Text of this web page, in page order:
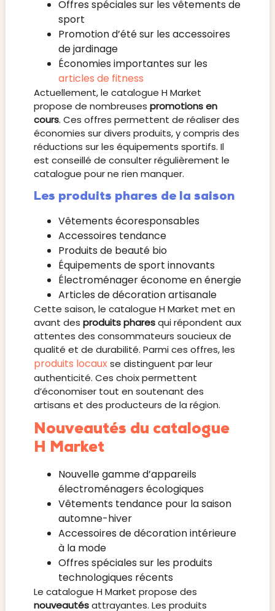
Offres spéciales sur les vêtements de
sport
Promotion d’été sur les accessoires
de jardinage
Économies importantes sur les
articles de fitness
Actuellement, le catalogue H Market
propose de nombreuses promotions en
cours. Ces offres permettent de réaliser des
économies sur divers produits, y compris des
réductions sur les équipements sportifs. Il
est conseillé de consulter régulièrement le
catalogue pour ne rien manquer.
Les produits phares de la saison
Vêtements écoresponsables
Accessoires tendance
Produits de beauté bio
Équipements de sport innovants
Électroménager économe en énergie
Articles de décoration artisanale
Cette saison, le catalogue H Market met en
avant des produits pharesqui répondent aux
attentes des consommateurs soucieux de
qualité et de durabilité. Parmi ces offres, les
produits locauxse distinguent par leur
authenticité. Ces choix permettent
d’économiser tout en soutenant des
artisans et des producteurs de la région.
Nouveautés du catalogue
H Market
Nouvelle gamme d’appareils
électroménagers écologiques
Vêtements tendance pour la saison
automne-hiver
Accessoires de décoration intérieure
à la mode
Offres spéciales sur les produits
technologiques récents
Le catalogue H Market propose des
nouveautésattrayantes. Les produits